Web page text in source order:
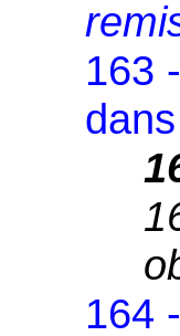
163
164